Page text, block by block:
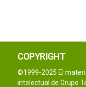
COPYRIGHT
©1999-2025 El
intelectual de Grupo